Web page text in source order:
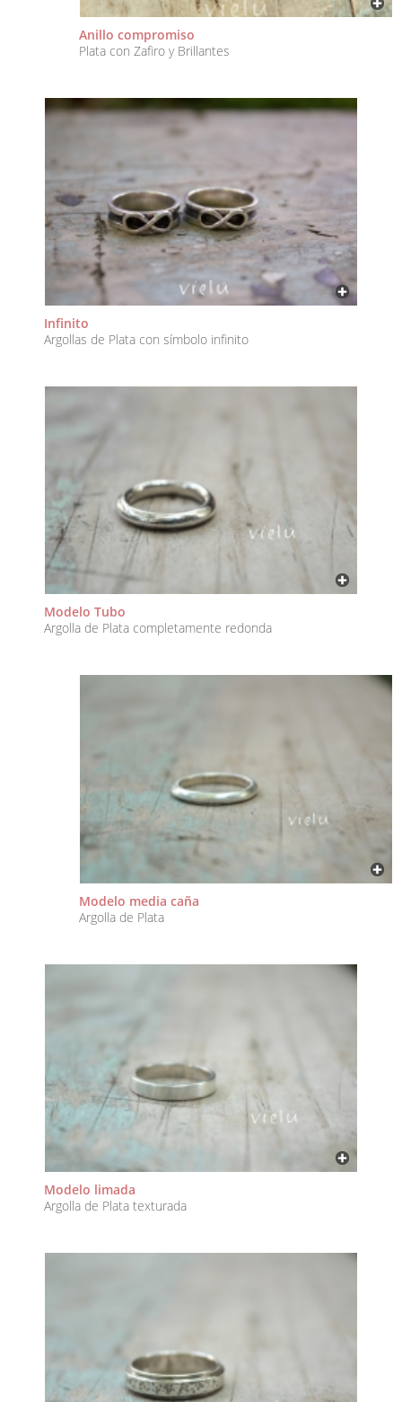
Anillo compromiso
Plata con Zafiro y Brillantes
Infinito
Argollas de Plata con símbolo infinito
Modelo Tubo
Argolla de Plata completamente redonda
Modelo media caña
Argolla de Plata
Modelo limada
Argolla de Plata texturada